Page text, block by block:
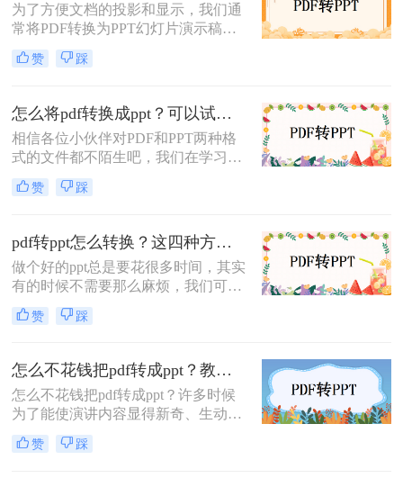
为了方便文档的投影和显示，我们通
常将PDF转换为PPT幻灯片演示稿，
但是PDF文件是不方便修改的，所以
要转成PPT就需要用到转换器，而一
内容必须只是每页的一张图片，这自
然是无法修改的。那么，我们如何才
能转换为可编辑的PPT呢？今天就来
讲讲pdf怎么转成ppt文件，下面一起
看看吧。
赞 踩
怎么将pdf转换成ppt？可以试试这四个方法！
相信各位小伙伴对PDF和PPT两种格
式的文件都不陌生吧，我们在学习工
作上，经常会使用到这两种文件。有
时为了方便内容的演示，我们还会将
么将pdf转换成ppt了吗？还不知道怎
么转的小伙伴，下面就为你们分享四
种不错的转换方法。
赞 踩
pdf转ppt怎么转换？这四种方法都可以转换！
做个好的ppt总是要花很多时间，其实
有的时候不需要那么麻烦，我们可以
自己到网上找一些资料把它转换成ppt
格式就可以了，如果发现的资料正好
我就会教你pdf转ppt怎么转换，以下
是pdf文件转ppt文件的方法介绍。
赞 踩
怎么不花钱把pdf转成ppt？教你快速在线p转换方法！
怎么不花钱把pdf转成ppt？许多时候
为了能使演讲内容显得新奇、生动，
经常需要把网络收集到的一些有价值
的PDF文件资料转交到PPT文件中，
赞 踩